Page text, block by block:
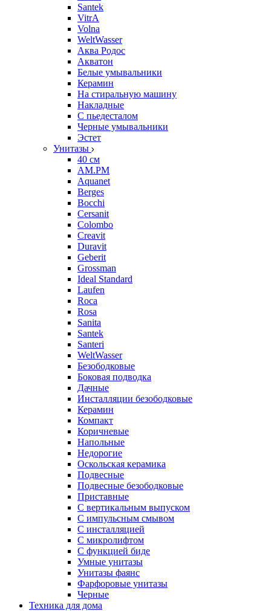
Santek
VitrA
Volna
WeltWasser
Аква Родос
Акватон
Белые умывальники
Керамин
На стиральную машину
Накладные
С пьедесталом
Черные умывальники
Эстет
Унитазы
40 см
AM.PM
Aquanet
Berges
Bocchi
Cersanit
Colombo
Creavit
Duravit
Geberit
Grossman
Ideal Standard
Laufen
Roca
Rosa
Sanita
Santek
Santeri
WeltWasser
Безободковые
Боковая подводка
Дачные
Инсталляции безободковые
Керамин
Компакт
Коричневые
Напольные
Недорогие
Оскольская керамика
Подвесные
Подвесные безободковые
Приставные
С вертикальным выпуском
С импульсным смывом
С инсталляцией
С микролифтом
С функцией биде
Умные унитазы
Унитазы фаянс
Фарфоровые унитазы
Черные
Техника для дома